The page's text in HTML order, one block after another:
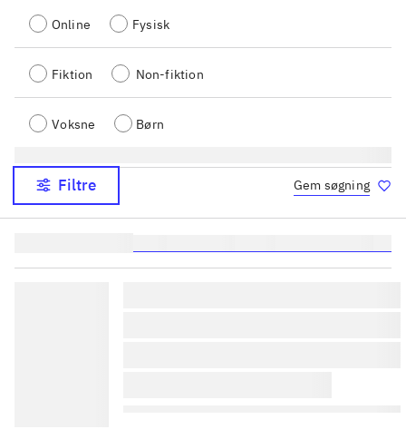
Online Fysisk
Fiktion Non-fiktion
Voksne Børn
Filtre Gem søgning